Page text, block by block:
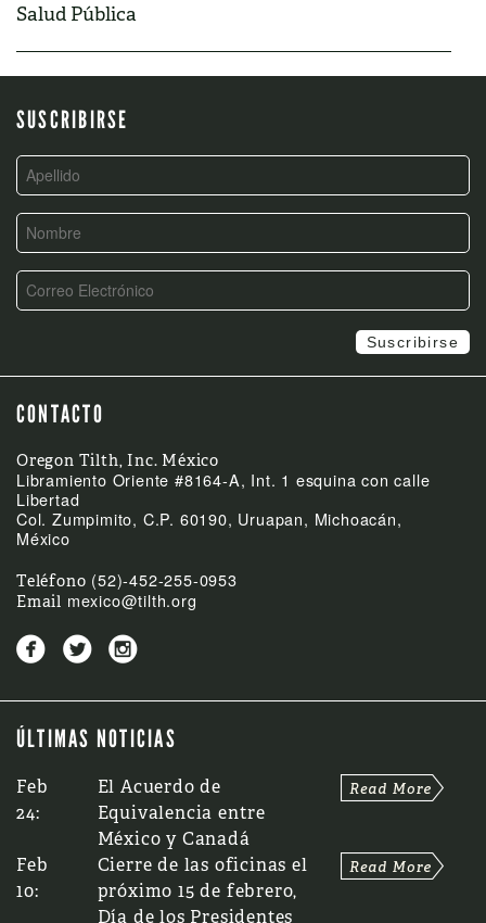
Salud Pública
SUSCRIBIRSE
CONTACTO
Oregon Tilth, Inc. México
Libramiento Oriente #8164-A, Int. 1 esquina con calle
Libertad
Col. Zumpimito, C.P. 60190, Uruapan, Michoacán,
México
Teléfono (52)-452-255-0953
Email mexico@tilth.org
  
ÚLTIMAS NOTICIAS
Feb
24:
El Acuerdo de
Equivalencia entre
México y Canadá
Feb
10:
Cierre de las oficinas el
próximo 15 de febrero,
Día de los Presidentes